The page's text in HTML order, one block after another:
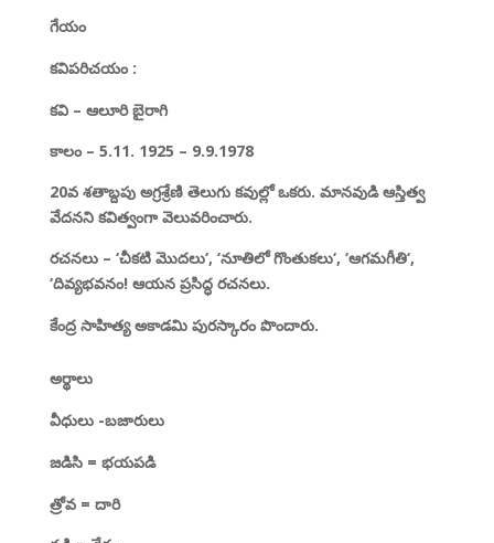
గేయం
కవిపరిచయం:
కవి – ఆలూరి బైరాగి
కాలం – 5.11. 1925 – 9.9.1978
20వ శతాబ్దపు అగ్రశ్రేణి తెలుగు కవుల్లో ఒకరు. మానవుడి ఆస్తిత్వ
వేదనని కవిత్వంగా వెలువరించారు.
రచనలు – ‘చీకటి మొదలు‘, ‘నూతిలో గొంతుకలు‘, ‘ఆగమగీతి‘,
‘దివ్యభవనం! ఆయన ప్రసిద్ధ రచనలు.
కేంద్ర సాహిత్య అకాడమి పురస్కారం పొందారు.
అర్థాలు
వీధులు -బజారులు
జడిసి = భయపడి
త్రోవ = దారి